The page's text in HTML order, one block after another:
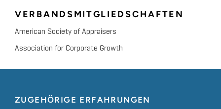
VERBANDSMITGLIEDSCHAFTEN
American Society of Appraisers
Association for Corporate Growth
ZUGEHÖRIGE ERFAHRUNGEN